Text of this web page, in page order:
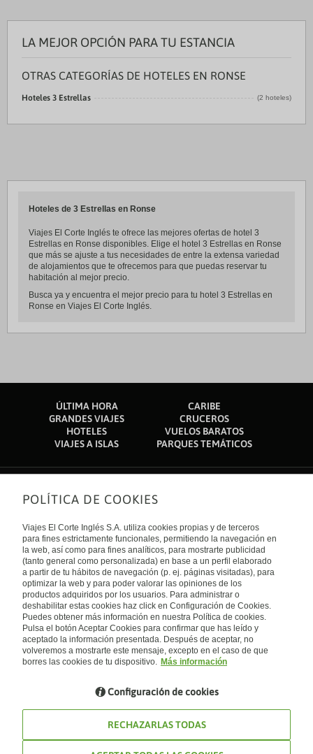
LA MEJOR OPCIÓN PARA TU ESTANCIA
OTRAS CATEGORÍAS DE HOTELES EN RONSE
Hoteles 3 Estrellas (2 hoteles)
Hoteles de 3 Estrellas en Ronse
Viajes El Corte Inglés te ofrece las mejores ofertas de hotel 3
Estrellas en Ronse disponibles. Elige el hotel 3 Estrellas en Ronse
que más se ajuste a tus necesidades de entre la extensa variedad
de alojamientos que te ofrecemos para que puedas reservar tu
habitación al mejor precio.
Busca ya y encuentra el mejor precio para tu hotel 3 Estrellas en
Ronse en Viajes El Corte Inglés.
ÚLTIMA HORA
CARIBE
GRANDES VIAJES
CRUCEROS
HOTELES
VUELOS BARATOS
VIAJES A ISLAS
PARQUES TEMÁTICOS
Sobre nosotros
Quiénes somos
Financiación
Sostenibilidad
Turismo accesible
Tarjeta El Corte Inglés
Trabaja con nosotros
El Corte Inglés
Canal Ético
Enlaces de interés
Guías de viaje
Catálogos
Auto check-in
Condiciones Generales
Política de privacidad
Política de cookies
Accesibilidad
Empresas/ Grupos
Internacional
España
Visita nuestro blog
Blog de Viajes el Corte inglés
POLÍTICA DE COOKIES
Viajes El Corte Inglés S.A. utiliza cookies propias y de terceros
para fines estrictamente funcionales, permitiendo la navegación en
la web, así como para fines analíticos, para mostrarte publicidad
(tanto general como personalizada) en base a un perfil elaborado
a partir de tu hábitos de navegación (p. ej. páginas visitadas), para
optimizar la web y para poder valorar las opiniones de los
productos adquiridos por los usuarios. Para administrar o
deshabilitar estas cookies haz click en Configuración de Cookies.
Puedes obtener más información en nuestra Política de cookies.
Pulsa el botón Aceptar Cookies para confirmar que has leído y
aceptado la información presentada. Después de aceptar, no
volveremos a mostrarte este mensaje, excepto en el caso de que
borres las cookies de tu dispositivo. Más información
Configuración de cookies
RECHAZARLAS TODAS